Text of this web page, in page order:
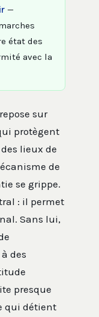
—
état des
avec la
sur
protègent
lieux de
de
se grippe.
: il permet
Sans lui,
des
presque
qui détient